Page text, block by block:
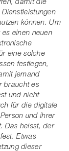
können. Um
einen neuen
eine solche
festlegen,
jemand
braucht es
und nicht
für die digitale
und ihrer
Das heisst, der
Etwas
dieser